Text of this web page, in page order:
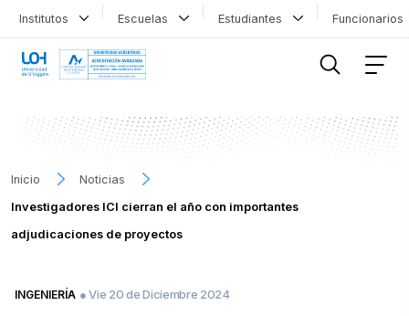
Institutos Escuelas Estudiantes
Inicio
Noticias
Investigadores ICI cierran el año con importantes
adjudicaciones de proyectos
INGENIERÍA ● Vie 20 de Diciembre 2024